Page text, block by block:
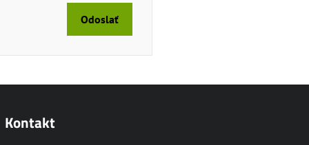
Odoslať
Kontakt